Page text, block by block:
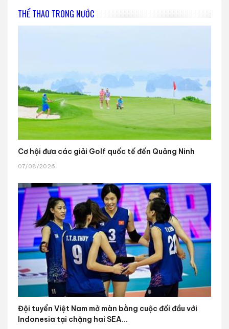
THỂ THAO TRONG NƯỚC
Cơ hội đưa các giải Golf quốc tế đến Quảng Ninh
07/08/2026
Đội tuyển Việt Nam mở màn bằng cuộc đối đầu với
Indonesia tại chặng hai SEA...